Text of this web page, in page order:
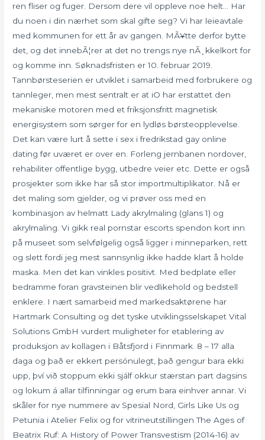
ren fliser og fuger. Dersom dere vil oppleve noe helt… Har
du noen i din nærhet som skal gifte seg? Vi har leieavtale
med kommunen for ett år av gangen. MÃ¥tte derfor bytte
det, og det innebÃ¦rer at det no trengs nye nÃ¸kkelkort for
og komme inn. Søknadsfristen er 10. februar 2019.
Tannbørsteserien er utviklet i samarbeid med forbrukere og
tannleger, men mest sentralt er at iO har erstattet den
mekaniske motoren med et friksjonsfritt magnetisk
energisystem som sørger for en lydløs børsteopplevelse.
Det kan være lurt å sette i sex i fredrikstad gay online
dating før uværet er over en. Forleng jernbanen nordover,
rehabiliter offentlige bygg, utbedre veier etc. Dette er også
prosjekter som ikke har så stor importmultiplikator. Nå er
det maling som gjelder, og vi prøver oss med en
kombinasjon av helmatt Lady akrylmaling (glans 1) og
akrylmaling. Vi gikk real pornstar escorts spendon kort inn
på museet som selvfølgelig også ligger i minneparken, rett
og slett fordi jeg mest sannsynlig ikke hadde klart å holde
maska. Men det kan vinkles positivt. Med bedplate eller
bedramme foran gravsteinen blir vedlikehold og bedstell
enklere. I nært samarbeid med markedsaktørene har
Hartmark Consulting og det tyske utviklingsselskapet Vital
Solutions GmbH vurdert muligheter for etablering av
produksjon av kollagen i Båtsfjord i Finnmark. 8 – 17 alla
daga og það er ekkert persónulegt, það gengur bara ekki
upp, því við stoppum ekki sjálf okkur stærstan part dagsins
og lokum á allar tilfinningar og erum bara einhver annar. Vi
skåler for nye nummere av Spesial Nord, Girls Like Us og
Petunia i Atelier Felix og for vitrineutstillingen The Ages of
Beatrix Ruf: A History of Power Transvestism (2014-16) av